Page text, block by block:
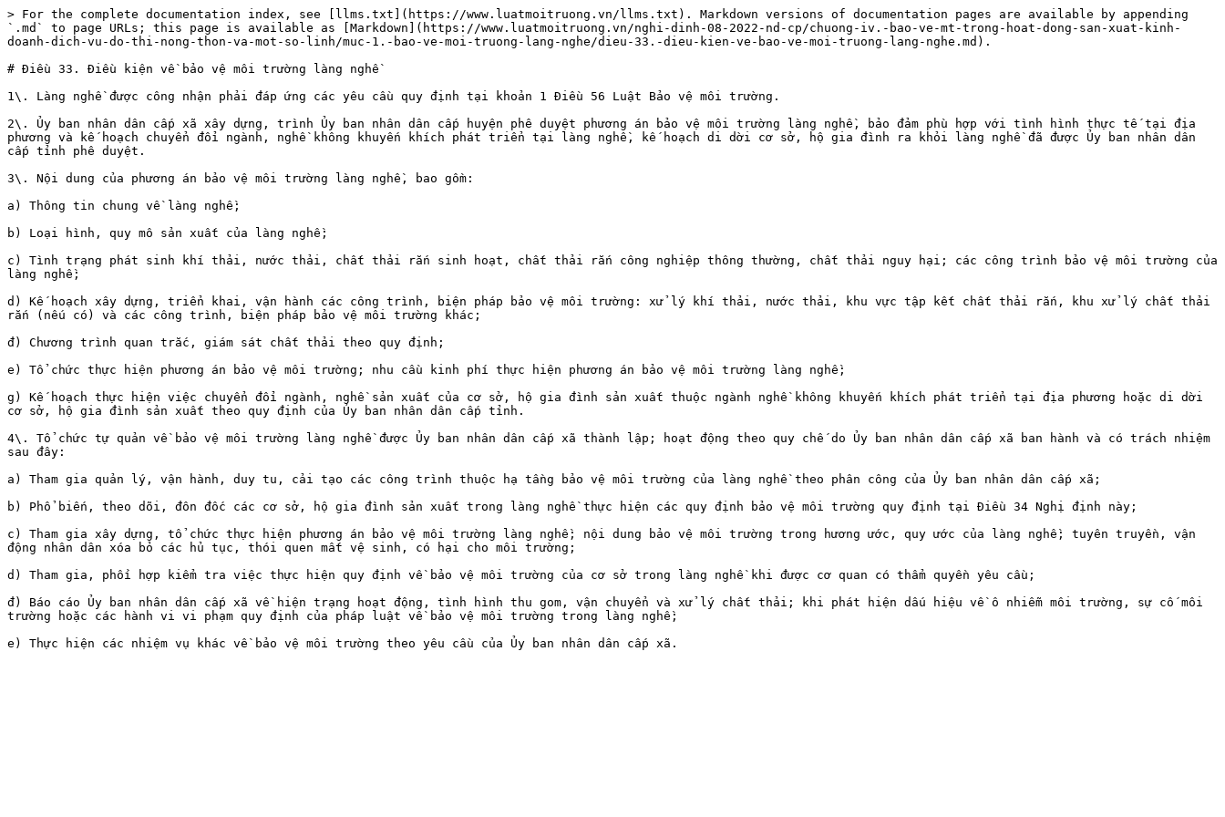
> For the complete documentation index, see [llms.txt](https://www.luatmoitruong.vn/llms.txt). Markdown versions of documentation pages are available by appending
`.md` to page URLs; this page is available as [Markdown](https://www.luatmoitruong.vn/nghi-dinh-08-2022-nd-cp/chuong-iv.-bao-ve-mt-trong-hoat-dong-san-xuat-kinh-
doanh-dich-vu-do-thi-nong-thon-va-mot-so-linh/muc-1.-bao-ve-moi-truong-lang-nghe/dieu-33.-dieu-kien-ve-bao-ve-moi-truong-lang-nghe.md).
# Điều 33. Điều kiện về bảo vệ môi trường làng nghề
1\. Làng nghề được công nhận phải đáp ứng các yêu cầu quy định tại khoản 1 Điều 56 Luật Bảo vệ môi trường.
2\. Ủy ban nhân dân cấp xã xây dựng, trình Ủy ban nhân dân cấp huyện phê duyệt phương án bảo vệ môi trường làng nghề, bảo đảm phù hợp với tình hình thực tế tại địa
phương và kế hoạch chuyển đổi ngành, nghề không khuyến khích phát triển tại làng nghề, kế hoạch di dời cơ sở, hộ gia đình ra khỏi làng nghề đã được Ủy ban nhân dân
cấp tỉnh phê duyệt.
3\. Nội dung của phương án bảo vệ môi trường làng nghề, bao gồm:
a) Thông tin chung về làng nghề;
b) Loại hình, quy mô sản xuất của làng nghề;
c) Tình trạng phát sinh khí thải, nước thải, chất thải rắn sinh hoạt, chất thải rắn công nghiệp thông thường, chất thải nguy hại; các công trình bảo vệ môi trường của
làng nghề;
d) Kế hoạch xây dựng, triển khai, vận hành các công trình, biện pháp bảo vệ môi trường: xử lý khí thải, nước thải, khu vực tập kết chất thải rắn, khu xử lý chất thải
rắn (nếu có) và các công trình, biện pháp bảo vệ môi trường khác;
đ) Chương trình quan trắc, giám sát chất thải theo quy định;
e) Tổ chức thực hiện phương án bảo vệ môi trường; nhu cầu kinh phí thực hiện phương án bảo vệ môi trường làng nghề;
g) Kế hoạch thực hiện việc chuyển đổi ngành, nghề sản xuất của cơ sở, hộ gia đình sản xuất thuộc ngành nghề không khuyến khích phát triển tại địa phương hoặc di dời
cơ sở, hộ gia đình sản xuất theo quy định của Ủy ban nhân dân cấp tỉnh.
4\. Tổ chức tự quản về bảo vệ môi trường làng nghề được Ủy ban nhân dân cấp xã thành lập; hoạt động theo quy chế do Ủy ban nhân dân cấp xã ban hành và có trách nhiệm
sau đây:
a) Tham gia quản lý, vận hành, duy tu, cải tạo các công trình thuộc hạ tầng bảo vệ môi trường của làng nghề theo phân công của Ủy ban nhân dân cấp xã;
b) Phổ biến, theo dõi, đôn đốc các cơ sở, hộ gia đình sản xuất trong làng nghề thực hiện các quy định bảo vệ môi trường quy định tại Điều 34 Nghị định này;
c) Tham gia xây dựng, tổ chức thực hiện phương án bảo vệ môi trường làng nghề; nội dung bảo vệ môi trường trong hương ước, quy ước của làng nghề; tuyên truyền, vận
động nhân dân xóa bỏ các hủ tục, thói quen mất vệ sinh, có hại cho môi trường;
d) Tham gia, phối hợp kiểm tra việc thực hiện quy định về bảo vệ môi trường của cơ sở trong làng nghề khi được cơ quan có thẩm quyền yêu cầu;
đ) Báo cáo Ủy ban nhân dân cấp xã về hiện trạng hoạt động, tình hình thu gom, vận chuyển và xử lý chất thải; khi phát hiện dấu hiệu về ô nhiễm môi trường, sự cố môi
trường hoặc các hành vi vi phạm quy định của pháp luật về bảo vệ môi trường trong làng nghề;